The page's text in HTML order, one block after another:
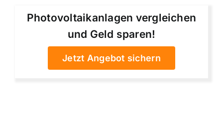
Photovoltaikanlagen vergleichen
und Geld sparen!
Jetzt Angebot sichern